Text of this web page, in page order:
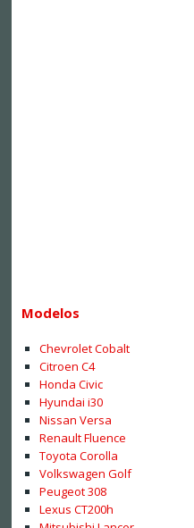
Modelos
Chevrolet Cobalt
Citroen C4
Honda Civic
Hyundai i30
Nissan Versa
Renault Fluence
Toyota Corolla
Volkswagen Golf
Peugeot 308
Lexus CT200h